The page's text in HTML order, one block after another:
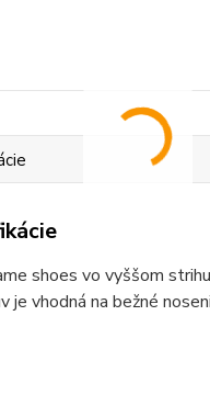
shoes vo vyššom
je vhodná na bežné